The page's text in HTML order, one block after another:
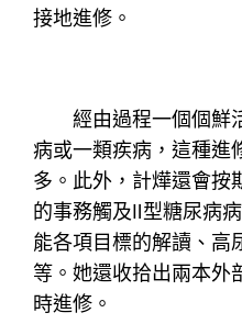
接地進修。
經由過程一個個鮮
病或一類疾病，這種進
多。此外，計燁還會按
的事務觸及Ⅱ型糖尿病
能各項目標的解讀、高
等。她還收拾出兩本外
時進修。